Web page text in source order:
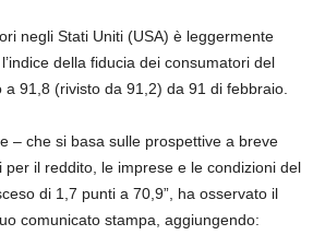
negli Stati Uniti (USA) è leggermente
della fiducia dei consumatori del
91,8 (rivisto da 91,2) da 91 di febbraio.
– che si basa sulle prospettive a breve
il reddito, le imprese e le condizioni del
di 1,7 punti a 70,9”, ha osservato il
comunicato stampa, aggiungendo: